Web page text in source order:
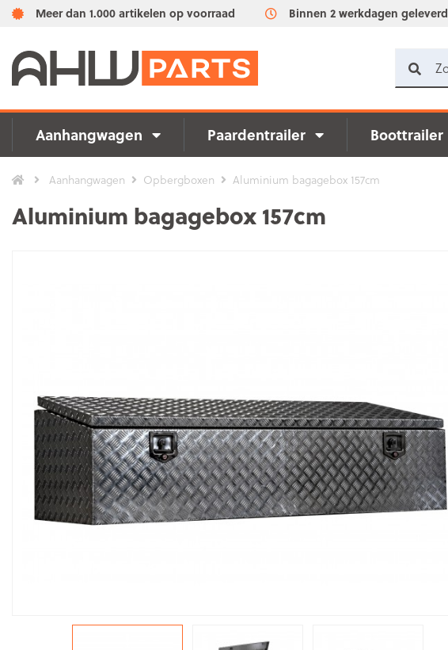
Meer dan 1.000 artikelen op voorraad Binnen 2 werkdagen geleverd
Aanhangwagen Paardentrailer Boottrailer
Aanhangwagen Opbergboxen Aluminium bagagebox 157cm
Aluminium bagagebox 157cm